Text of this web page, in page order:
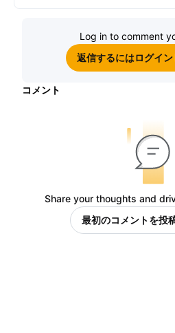
Log in to comment
返信するにはログイ
コメント
Share your thoughts and
最初のコメントを投